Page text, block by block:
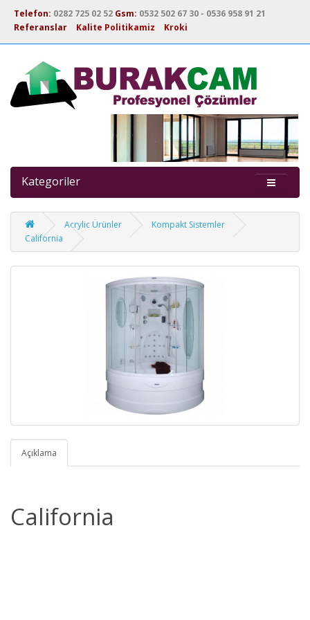
Telefon: 0282 725 02 52 Gsm: 0532 502 67 30 - 0536 958 91 21
Referanslar
Kalite Politikamiz Kroki
Kategoriler
Acrylic Ürünler
Kompakt Sistemler
California
Açıklama
California